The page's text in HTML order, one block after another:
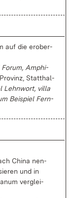
auf die er­ober­
Fo­rum, Am­phi­
Statt­hal­
Lehn­wort, vil­la
Bei­spiel Fern­
Chi­na nen­
und in
ver­glei­